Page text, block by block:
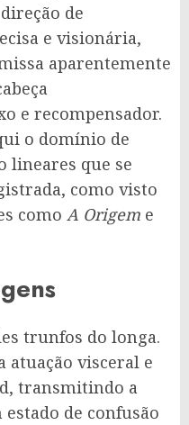
de
e visionária,
aparentemente
e recompensador.
o domínio de
lineares que se
como visto
como A Origem e
trunfos do longa.
atuação visceral e
transmitindo a
de confusão